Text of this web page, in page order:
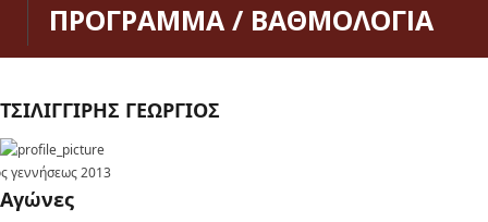
ΠΡΟΓΡΑΜΜΑ / ΒΑΘΜΟΛΟΓΙΑ
ΤΣΙΛΙΓΓΙΡΗΣ ΓΕΩΡΓΙΟΣ
γεννήσεως2013
Αγώνες